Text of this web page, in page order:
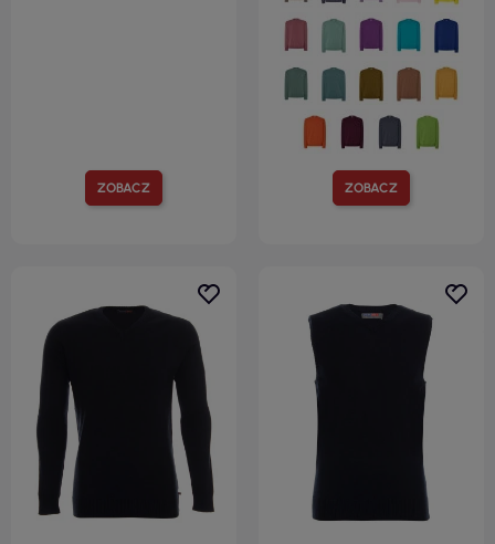
ZOBACZ ZOBACZ